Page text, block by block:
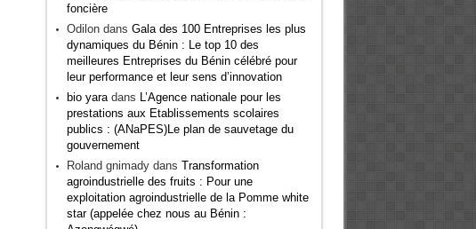
foncière
Odilondans Gala des 100 Entreprises les plus
dynamiques du Bénin : Le top 10 des
meilleures Entreprises du Bénin célébré pour
leur performance et leur sens d’innovation
bio yaradans L’Agence nationale pour les
prestations aux Etablissements scolaires
publics : (ANaPES)Le plan de sauvetage du
gouvernement
Roland gnimadydans Transformation
agroindustrielle des fruits : Pour une
exploitation agroindustrielle de la Pomme white
star (appelée chez nous au Bénin :